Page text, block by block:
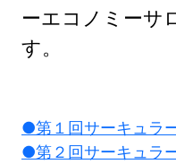
ーエコノミーサ
す。
●第１回サーキュラ
●第２回サーキュラ